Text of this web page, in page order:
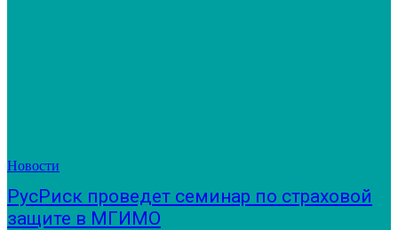
Новости
РусРиск проведет семинар по страховой
защите в МГИМО